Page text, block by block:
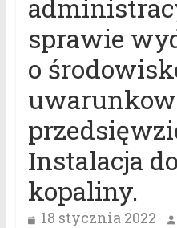
sprawie
o
Instalacja
kopaliny.
18 stycznia 2022